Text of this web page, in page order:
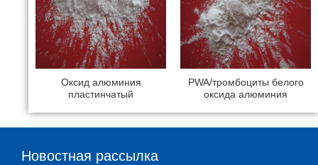
Оксид алюминия
пластинчатый
PWA/тромбоциты белого
оксида алюминия
Новостная рассылка